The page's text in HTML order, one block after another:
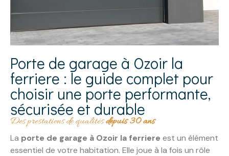
Porte de garage à Ozoir la
ferriere : le guide complet pour
choisir une porte performante,
sécurisée et durable
Des prestations de qualitésdepuis 30 ans
La porte de garage à Ozoir la ferriere est un élément
essentiel de votre habitation. Elle joue à la fois un rôle